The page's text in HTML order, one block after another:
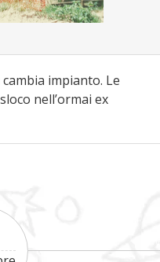
impianto. Le
nell’ormai ex